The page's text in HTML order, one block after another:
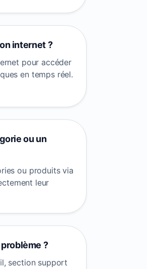
internet ?
pour accéder
en temps réel.
ou un
ou produits via
leur
?
section support